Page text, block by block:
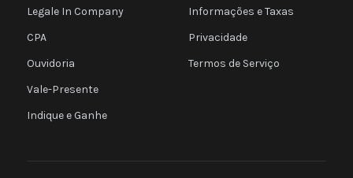
Legale In Company
CPA
Ouvidoria
Vale-Presente
Indique e Ganhe
Informações e Taxas
Privacidade
Termos de Serviço